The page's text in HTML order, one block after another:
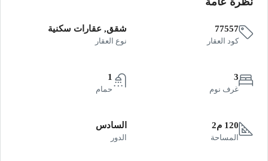
77557
كود العقار
شقق, عقارات سكنية
نوع العقار
3
غرف نوم
1
حمام
120 م2
المساحة
السادس
الدور